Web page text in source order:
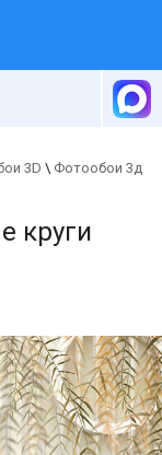
3D \ Фотообои 3д
круги